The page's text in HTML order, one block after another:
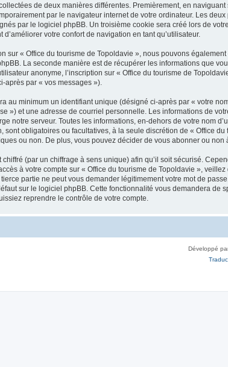
de deux manières différentes. Premièrement, en
par le navigateur internet de votre ordinateur. Les
par le logiciel phpBB. Un troisième cookie sera créé lors de
d’améliorer votre confort de navigation en tant qu’utilisateur.
sur « Office du tourisme de Topoldavie », nous pouvons
La seconde manière est de récupérer les informations que
anonyme, l’inscription sur « Office du tourisme de
après par « vos messages »).
au minimum un identifiant unique (désigné ci-après par « votre
») et une adresse de courriel personnelle. Les informations de
notre serveur. Toutes les informations, en-dehors de votre nom
sont obligatoires ou facultatives, à la seule discrétion de « Office
ou non. De plus, vous pouvez décider de vous abonner ou
chiffré (par un chiffrage à sens unique) afin qu’il soit sécurisé.
à votre compte sur « Office du tourisme de Topoldavie »,
partie ne peut vous demander légitimement votre mot de
sur le logiciel phpBB. Cette fonctionnalité vous demandera de
reprendre le contrôle de votre compte.
Développé